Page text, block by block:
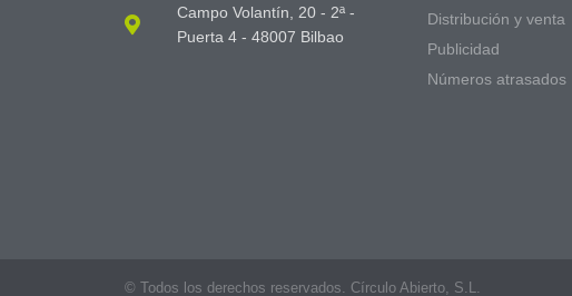
Campo Volantín, 20 - 2ª -
Puerta 4 - 48007 Bilbao
Distribución y venta
Publicidad
Números atrasados
© Todos los derechos reservados. Círculo Abierto, S.L.